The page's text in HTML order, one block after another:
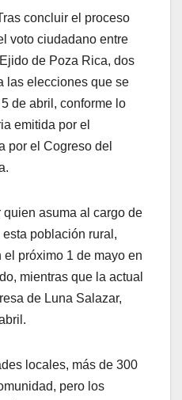
concluir el proceso
voto ciudadano entre
de Poza Rica, dos
las elecciones que se
de abril, conforme lo
emitida por el
por el Cogreso del
asuma al cargo de
población rural,
el próximo 1 de mayo en
mientras que la actual
de Luna Salazar,
locales, más de 300
pero los